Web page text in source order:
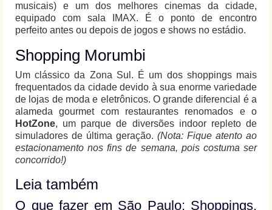
musicais) e um dos melhores cinemas da cidade,
equipado com sala IMAX. É o ponto de encontro
perfeito antes ou depois de jogos e shows no estádio.
Shopping Morumbi
Um clássico da Zona Sul. É um dos shoppings mais
frequentados da cidade devido à sua enorme variedade
de lojas de moda e eletrônicos. O grande diferencial é a
alameda gourmet com restaurantes renomados e o
HotZone, um parque de diversões indoor repleto de
simuladores de última geração. (Nota: Fique atento ao
estacionamento nos fins de semana, pois costuma ser
concorrido!)
Leia também
O que fazer em São Paulo: Shoppings,